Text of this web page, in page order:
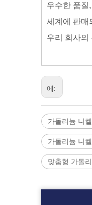
우수한 품질
세계에 판매
우리 회사의
에:
가돌리늄 니
가돌리늄 니
맞춤형 가돌